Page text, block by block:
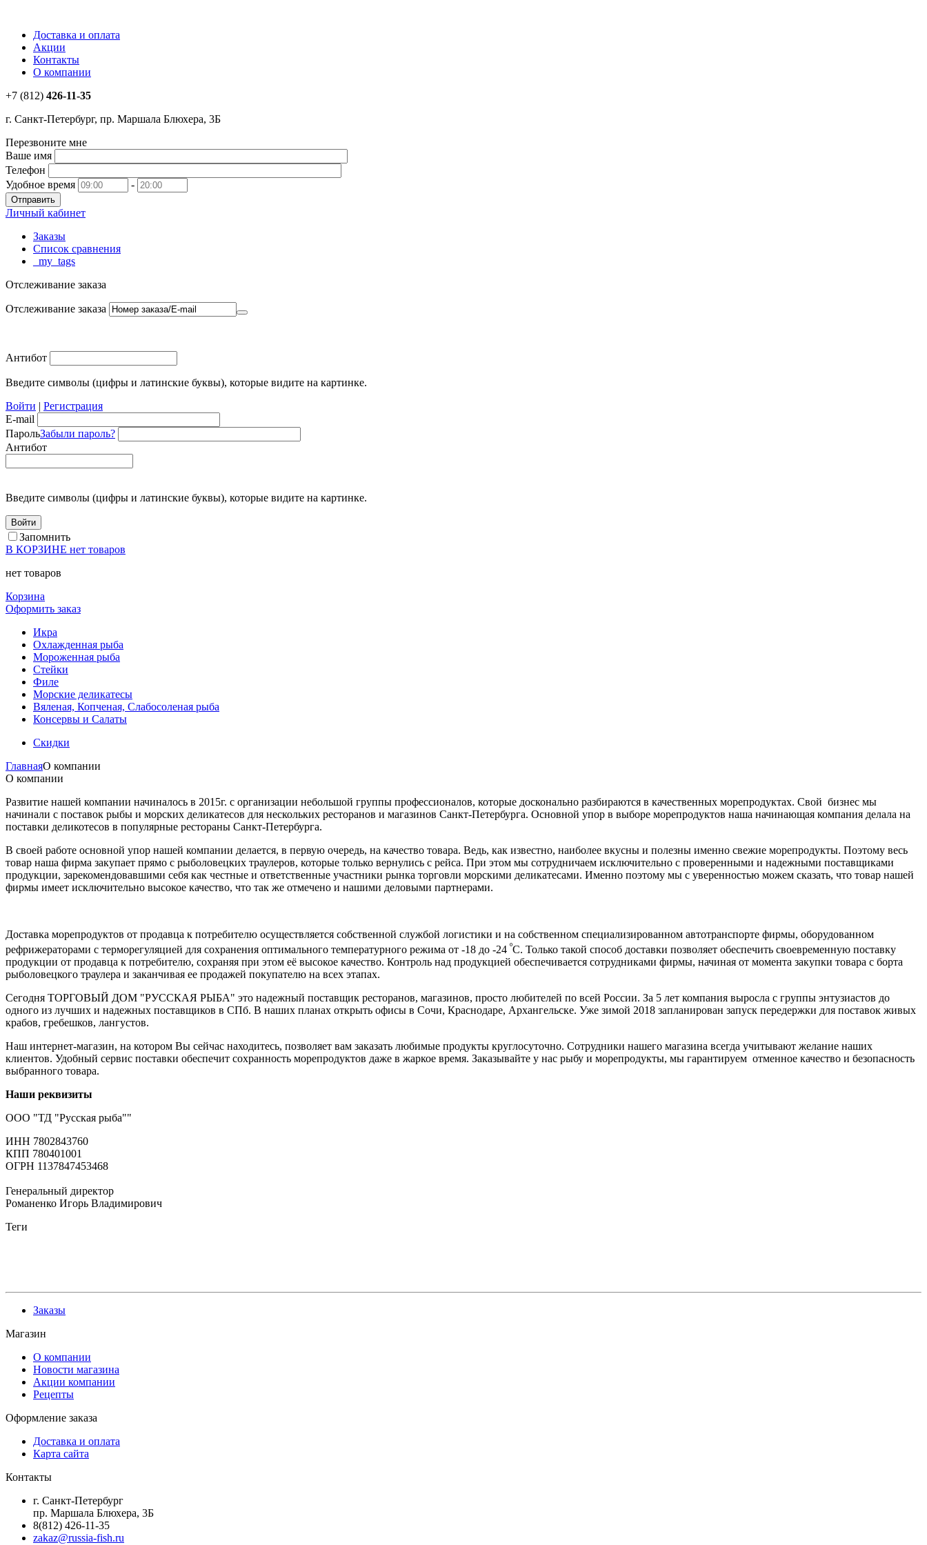
Доставка и оплата
Акции
Контакты
О компании
+7 (812) 426-11-35
г. Санкт-Петербург, пр. Маршала Блюхера, 3Б
Перезвоните мне
Ваше имя
Телефон
Удобное время
-
Личный кабинет
Заказы
Список сравнения
_my_tags
Отслеживание заказа
Отслеживание заказа
Антибот
Введите символы (цифры и латинские буквы), которые видите на картинке.
Войти | Регистрация
E-mail
ПарольЗабыли пароль?
Антибот
Введите символы (цифры и латинские буквы), которые видите на картинке.
Запомнить
В КОРЗИНЕ нет товаров
нет товаров
Корзина
Оформить заказ
Икра
Охлажденная рыба
Мороженная рыба
Стейки
Филе
Морские деликатесы
Вяленая, Копченая, Слабосоленая рыба
Консервы и Салаты
Скидки
ГлавнаяО компании
О компании
Развитие нашей компании начиналось в 2015г. с организации небольшой группы профессионалов, которые досконально разбираются в качественных морепродуктах. Свой бизнес мы
начинали с поставок рыбы и морских деликатесов для нескольких ресторанов и магазинов Санкт-Петербурга. Основной упор в выборе морепродуктов наша начинающая компания делала на
поставки деликотесов в популярные рестораны Санкт-Петербурга.
В своей работе основной упор нашей компании делается, в первую очередь, на качество товара. Ведь, как известно, наиболее вкусны и полезны именно свежие морепродукты. Поэтому весь
товар наша фирма закупает прямо с рыболовецких траулеров, которые только вернулись с рейса. При этом мы сотрудничаем исключительно с проверенными и надежными поставщиками
продукции, зарекомендовавшими себя как честные и ответственные участники рынка торговли морскими деликатесами. Именно поэтому мы с уверенностью можем сказать, что товар нашей
фирмы имеет исключительно высокое качество, что так же отмечено и нашими деловыми партнерами.
Доставка морепродуктов от продавца к потребителю осуществляется собственной службой логистики и на собственном специализированном автотранспорте фирмы, оборудованном
рефрижераторами с терморегуляцией для сохранения оптимального температурного режима от -18 до -24 ºС. Только такой способ доставки позволяет обеспечить своевременную поставку
продукции от продавца к потребителю, сохраняя при этом её высокое качество. Контроль над продукцией обеспечивается сотрудниками фирмы, начиная от момента закупки товара с борта
рыболовецкого траулера и заканчивая ее продажей покупателю на всех этапах.
Сегодня ТОРГОВЫЙ ДОМ "РУССКАЯ РЫБА" это надежный поставщик ресторанов, магазинов, просто любителей по всей России. За 5 лет компания выросла с группы энтузиастов до
одного из лучших и надежных поставщиков в СПб. В наших планах открыть офисы в Сочи, Краснодаре, Архангельске. Уже зимой 2018 запланирован запуск передержки для поставок живых
крабов, гребешков, лангустов.
Наш интернет-магазин, на котором Вы сейчас находитесь, позволяет вам заказать любимые продукты круглосуточно. Сотрудники нашего магазина всегда учитывают желание наших
клиентов. Удобный сервис поставки обеспечит сохранность морепродуктов даже в жаркое время. Заказывайте у нас рыбу и морепродукты, мы гарантируем отменное качество и безопасность
выбранного товара.
Наши реквизиты
ООО "ТД "Русская рыба""
ИНН 7802843760
КПП 780401001
ОГРН 1137847453468
Генеральный директор
Романенко Игорь Владимирович
Теги
Заказы
Магазин
О компании
Новости магазина
Акции компании
Рецепты
Оформление заказа
Доставка и оплата
Карта сайта
Контакты
г. Санкт-Петербург
пр. Маршала Блюхера, 3Б
8(812) 426-11-35
zakaz@russia-fish.ru